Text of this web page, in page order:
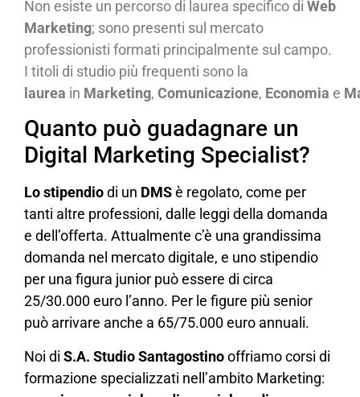
Non esiste un percorso di laurea specifico di Web
Marketing; sono presenti sul mercato
professionisti formati principalmente sul campo.
I titoli di studio più frequenti sono la
laurea in Marketing, Comunicazione, Economia e
Quanto può guadagnare un
Digital Marketing Specialist?
Lo stipendiodi un DMSè regolato, come per
tanti altre professioni, dalle leggi della domanda
e dell’offerta. Attualmente c’è una grandissima
domanda nel mercato digitale, e uno stipendio
per una figura junior può essere di circa
25/30.000 euro l’anno. Per le figure più senior
può arrivare anche a 65/75.000 euro annuali.
Noi di S.A. Studio Santagostinooffriamo corsi di
formazione specializzati nell’ambito Marketing: